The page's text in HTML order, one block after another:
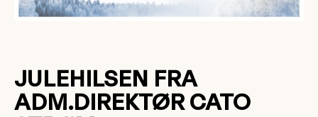
JULEHILSEN FRA
ADM.DIREKTØR CATO